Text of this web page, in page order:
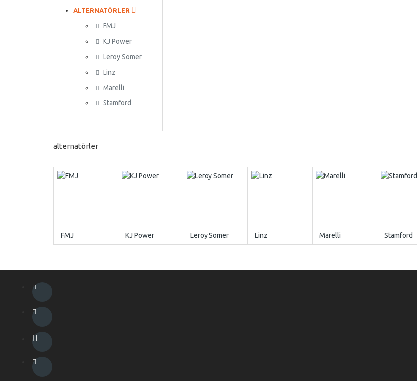
ALTERNATÖRLER
FMJ
KJ Power
Leroy Somer
Linz
Marelli
Stamford
alternatörler
FMJ KJ Power Leroy Somer Linz Marelli Stamford